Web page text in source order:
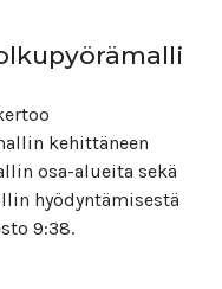
kehittäneen
osa-alueita sekä
hyödyntämisestä
9:38.